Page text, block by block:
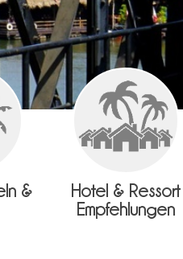
&
Hotel & Ressort
Empfehlungen